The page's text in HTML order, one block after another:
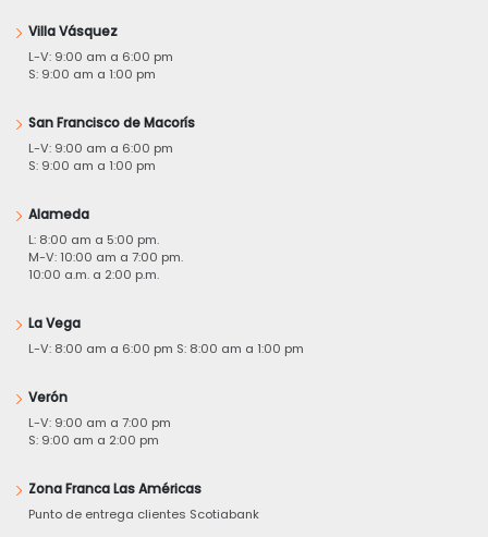
Villa Vásquez
L-V: 9:00 am a 6:00 pm
S: 9:00 am a 1:00 pm
San Francisco de Macorís
L-V: 9:00 am a 6:00 pm
S: 9:00 am a 1:00 pm
Alameda
L: 8:00 am a 5:00 pm.
M-V: 10:00 am a 7:00 pm.
10:00 a.m. a 2:00 p.m.
La Vega
L-V: 8:00 am a 6:00 pm S: 8:00 am a 1:00 pm
Verón
L-V: 9:00 am a 7:00 pm
S: 9:00 am a 2:00 pm
Zona Franca Las Américas
Punto de entrega clientes Scotiabank